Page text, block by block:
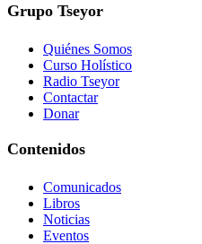
Grupo Tseyor
Quiénes Somos
Curso Holístico
Radio Tseyor
Contactar
Donar
Contenidos
Comunicados
Libros
Noticias
Eventos